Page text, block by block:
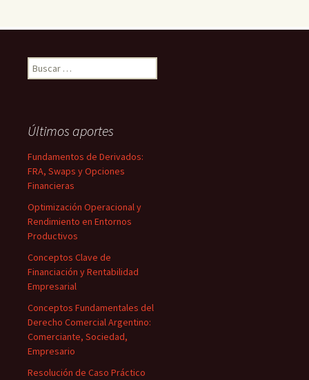
Buscar:
Últimos aportes
Fundamentos de Derivados:
FRA, Swaps y Opciones
Financieras
Optimización Operacional y
Rendimiento en Entornos
Productivos
Conceptos Clave de
Financiación y Rentabilidad
Empresarial
Conceptos Fundamentales del
Derecho Comercial Argentino:
Comerciante, Sociedad,
Empresario
Resolución de Caso Práctico